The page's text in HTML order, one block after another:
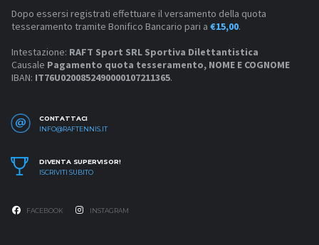
Dopo essersi registrati effettuare il versamento della quota
tesseramento tramite Bonifico Bancario pari a €15,00.
Intestazione: RAFT Sport SRL Sportiva Dilettantistica
Causale Pagamento quota tesseramento, NOME E COGNOME
IBAN: IT76U0200852490000107211365.
CONTATTACI
INFO@RAFTENNIS.IT
DIVENTA SUPERVISOR!
ISCRIVITI SUBITO
FACEBOOK INSTAGRAM